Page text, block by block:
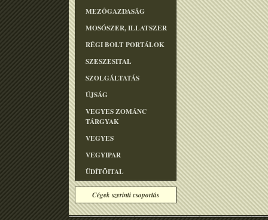
MEZÕGAZDASÁG
MOSÓSZER, ILLATSZER
RÉGI BOLT PORTÁLOK
SZESZESITAL
SZOLGÁLTATÁS
ÚJSÁG
VEGYES ZOMÁNC
TÁRGYAK
VEGYES
VEGYIPAR
ÜDÍTÕITAL
Cégek szerinti csoportás